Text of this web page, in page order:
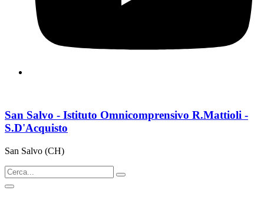
San Salvo - Istituto Omnicomprensivo R.Mattioli -
S.D'Acquisto
San Salvo (CH)